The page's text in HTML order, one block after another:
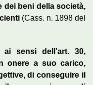
dei beni della società,
(Cass. n. 1898 del
ai sensi dell’art. 30,
onere a suo carico,
di conseguire il